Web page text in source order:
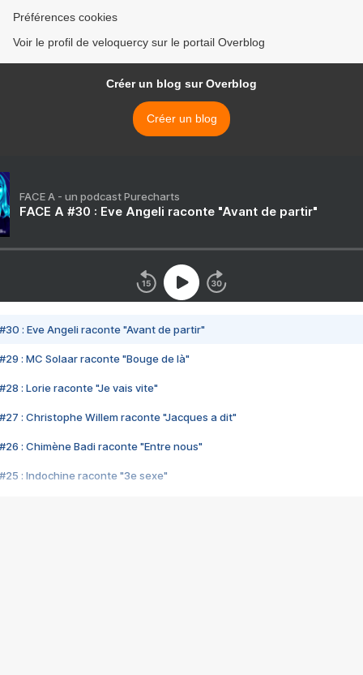
Préférences cookies
Voir le profil de veloquercy sur le portail Overblog
Créer un blog sur Overblog
Créer un blog
FACE A - un podcast Purecharts
FACE A #30 : Eve Angeli raconte "Avant de partir"
#30 : Eve Angeli raconte "Avant de partir"
#29 : MC Solaar raconte "Bouge de là"
#28 : Lorie raconte "Je vais vite"
#27 : Christophe Willem raconte "Jacques a dit"
#26 : Chimène Badi raconte "Entre nous"
#25 : Indochine raconte "3e sexe"